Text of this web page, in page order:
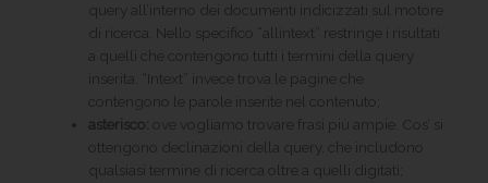
query all’interno dei documenti indicizzati sul motore
di ricerca. Nello specifico “allintext” restringe i risultati
a quelli che contengono tutti i termini della query
inserita. “Intext” invece trova le pagine che
contengono le parole inserite nel contenuto;
asterisco: ove vogliamo trovare frasi più ampie. Cos’ si
ottengono declinazioni della query, che includono
qualsiasi termine di ricerca oltre a quelli digitati;